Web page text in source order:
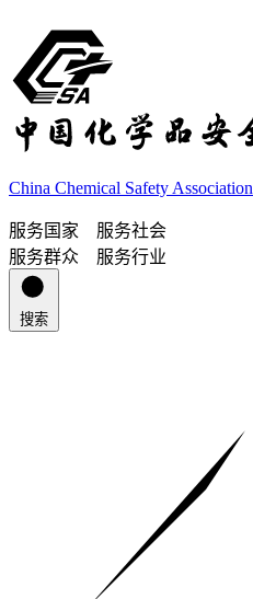
China Chemical Safety Association
服务国家 服务社会
服务群众 服务行业
搜索